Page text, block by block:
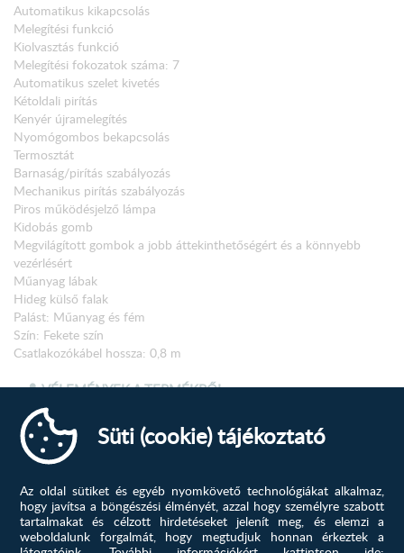
Automatikus kikapcsolás
Melegítési funkció
Kiolvasztás funkció
Melegítési fokozatok száma: 7
Automatikus szelet kivetés
Kétoldali pirítás
Kenyér újramelegítés
Nyomógombos bekapcsolás
Termosztát
Barnaság/pirítás szabályozás
Mechanikus pirítás szabályozás
Piros működésjelző lámpa
Kidobás gomb
Megvilágított gombok a jobb áttekinthetőségért és a könnyebb
vezérlésért
Műanyag lábak
Hideg külső falak
Palást: Műanyag és fém
Szín: Fekete szín
Csatlakozókábel hossza: 0,8 m
Csomagolási méretek: 34,2 × 19,6 × 16,4 cm
Nettó súly: 1,2 kg
Bruttó súly: 1,8 kg
Csatlakoztatási teljesítmény: 850 w
VÉLEMÉNYEK A TERMÉKRŐL
Új vélemény írása
Még nem írtak véleményt a termékhez.
HASONLÓ TERMÉKEINK>
Süti (cookie) tájékoztató
Az oldal sütiket és egyéb nyomkövető technológiákat alkalmaz,
hogy javítsa a böngészési élményét, azzal hogy személyre szabott
tartalmakat és célzott hirdetéseket jelenít meg, és elemzi a
weboldalunk forgalmát, hogy megtudjuk honnan érkeztek a